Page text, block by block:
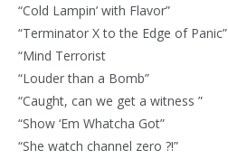
“Cold Lampin’ with Flavor”
“Terminator X to the Edge of Panic”
“Mind Terrorist
“Louder than a Bomb”
“Caught, can we get a witness ”
“Show ‘Em Whatcha Got”
“She watch channel zero ?!”